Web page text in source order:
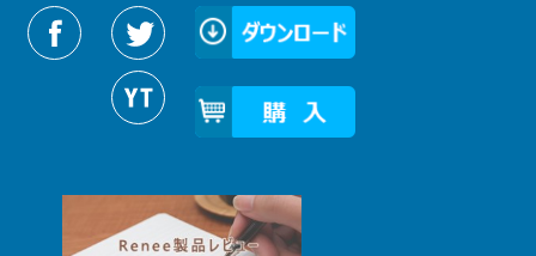
Reneelabをフォローする